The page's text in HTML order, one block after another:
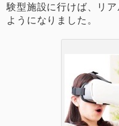
験型施設に行けば、リ
ようになりました。